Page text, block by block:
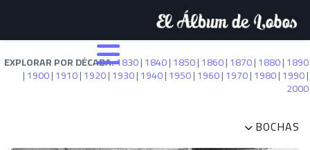
EXPLORAR POR DÉCADA:1830|1840|1850|1860|1870|1880|1890
|1900|1910|1920|1930|1940|1950|1960|1970|1980|1990|
2000
BOCHAS